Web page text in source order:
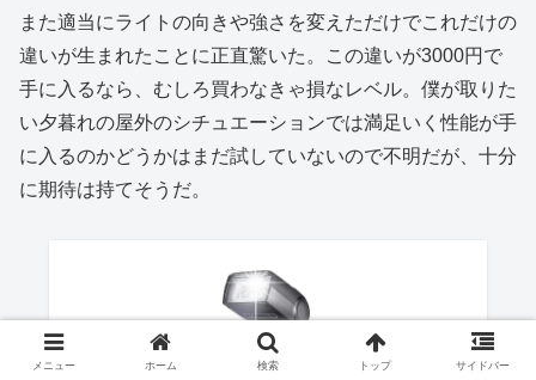
また適当にライトの向きや強さを変えただけでこれだけの
違いが生まれたことに正直驚いた。この違いが3000円で
手に入るなら、むしろ買わなきゃ損なレベル。僕が取りた
い夕暮れの屋外のシチュエーションでは満足いく性能が手
に入るのかどうかはまだ試していないので不明だが、十分
に期待は持てそうだ。
メニュー ホーム 検索 トップ サイドバー